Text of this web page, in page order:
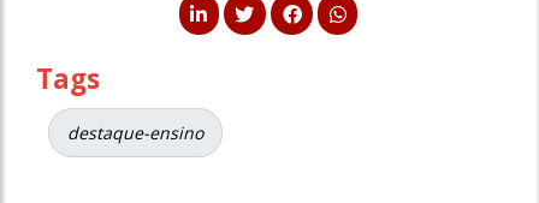
Tags
destaque-ensino